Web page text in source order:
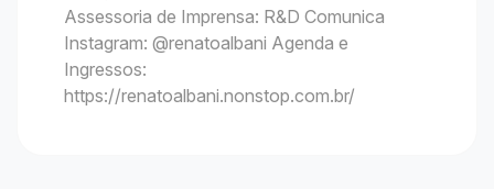
Assessoria de Imprensa: R&D Comunica
Instagram: @renatoalbani Agenda e
Ingressos:
https://renatoalbani.nonstop.com.br/